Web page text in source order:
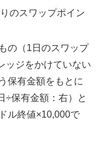
のスワップポイン
の（1日のスワップ
ッジをかけていない
保有金額をもとに
÷保有金額：右）と
ル終値×10,000で